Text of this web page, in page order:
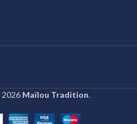
2026 Maïlou Tradition.